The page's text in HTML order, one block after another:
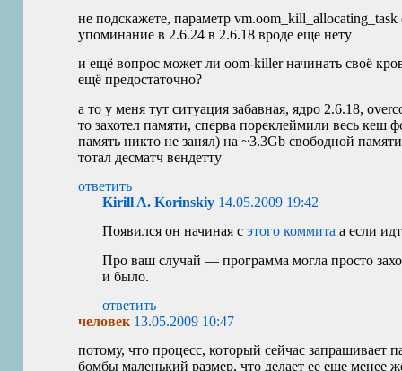
не подскажете, параметр
упоминание в 2.6.24 в 2.6.18 вроде еще нету
и ещё вопрос может ли oom-killer начинать своё
ещё предостаточно?
а то у меня тут ситуация забавная, ядро 2.6.18,
то захотел памяти, сперва пореклеймили весь кеш
память никто не занял) на ~3.3Gb свободной
тотал десматч вендетту
ответить
Kirill A. Korinskiy 14.05.2009 19:42
Появился он начиная сэтого коммита а если
Про ваш случай — программа могла просто
и было.
ответить
человек 13.05.2009 10:47
потому, что процесс, который сейчас запрашивает
бомбы маленький размер, что делает ее еще менее